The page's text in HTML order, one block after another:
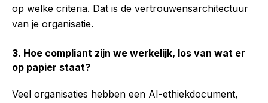
op welke criteria. Dat is de vertrouwensarchitectuur
van je organisatie.
3. Hoe compliant zijn we werkelijk, los van wat er
op papier staat?
Veel organisaties hebben een AI-ethiekdocument,